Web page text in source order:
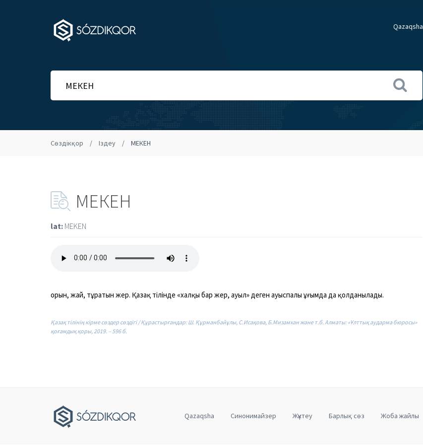
Qazaqsha
Сөздікқор Іздеу МЕКЕН
МЕКЕН
lat: MEKEN
орын, жай, тұратын жер. Қазақ тілінде «халқы бар жер, ауыл»деген ауыспалы ұғымда да қолданылады.
Қазақ тілінің кірме сөздер сөздігі / Құрастырғандар: Ш. Құрманбайұлы, С.Исақова, Б.Мизамхан және т.б. Алматы: «Ұлттық аударма бюросы»
қоғамдық қоры, 2019. – 596 б.
Qazaqsha Cинонимайзер Жүктеу Барлық сөз Жоба жайлы